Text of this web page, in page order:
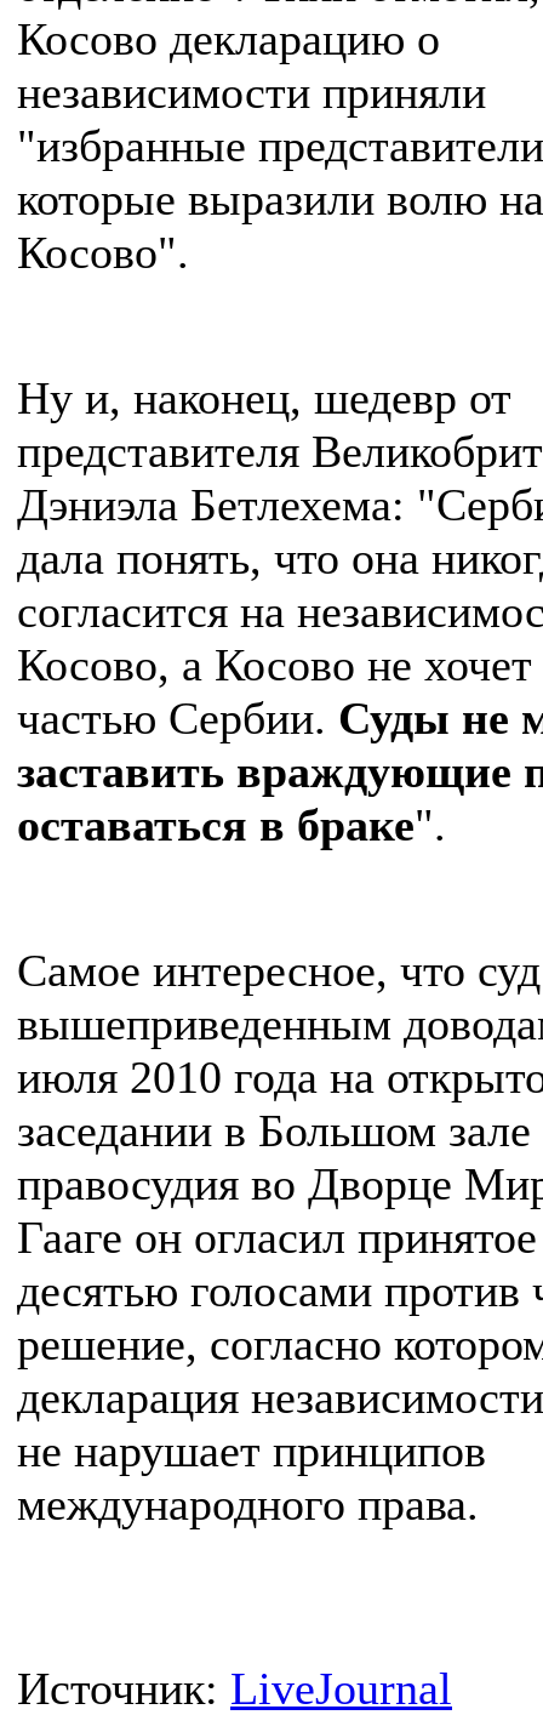
Косово декларацию о
независимости приняли
"избранные
которые выразили волю
Косово".
Ну и, наконец, шедевр от
представителя
Дэниэла Бетлехема:
дала понять, что она
согласится на
Косово, а Косово не
частью Сербии. Суды не
заставить враждующие
оставаться в браке".
Самое интересное, что
вышеприведенным
июля 2010 года на
заседании в Большом зале
правосудия во Дворце
Гааге он огласил принятое
десятью голосами против
решение, согласно
декларация
не нарушает принципов
международного права.
Источник: LiveJournal